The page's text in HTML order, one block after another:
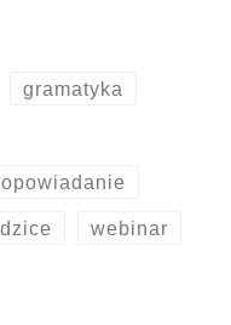
gramatyka
opowiadanie
webinar